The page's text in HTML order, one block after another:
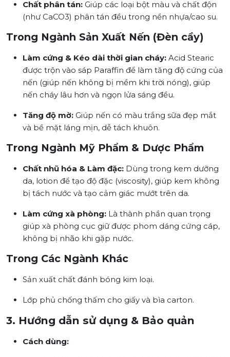
Chất phân tán: Giúp các loại bột màu và chất độn
(như CaCO3) phân tán đều trong nền nhựa/cao su.
Trong Ngành Sản Xuất Nến (Đèn cầy)
Làm cứng & Kéo dài thời gian cháy: Acid Stearic
được trộn vào sáp Paraffin để làm tăng độ cứng của
nến (giúp nến không bị mềm khi trời nóng), giúp
nến cháy lâu hơn và ngọn lửa sáng đều.
Tăng độ mờ: Giúp nến có màu trắng sữa đẹp mắt
và bề mặt láng mịn, dễ tách khuôn.
Trong Ngành Mỹ Phẩm & Dược Phẩm
Chất nhũ hóa & Làm đặc: Dùng trong kem dưỡng
da, lotion để tạo độ đặc (viscosity), giúp kem không
bị tách nước và tạo cảm giác mướt trên da.
Làm cứng xà phòng: Là thành phần quan trọng
giúp xà phòng cục giữ được phom dáng cứng cáp,
không bị nhão khi gặp nước.
Trong Các Ngành Khác
Sản xuất chất đánh bóng kim loại.
Lớp phủ chống thấm cho giấy và bìa carton.
3. Hướng dẫn sử dụng & Bảo quản
Cách dùng: